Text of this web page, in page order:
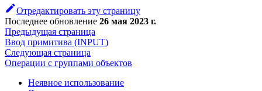
Отредактировать эту страницу
Последнее обновление 26 мая 2023 г.
Предыдущая страница
Ввод примитива (INPUT)
Следующая страница
Операции с группами объектов
Неявное использование